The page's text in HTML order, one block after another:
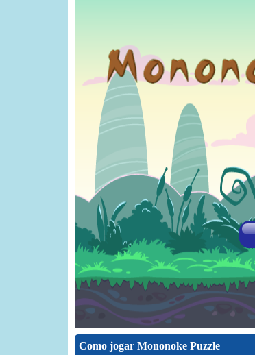
Como jogar Mononoke Puzzle